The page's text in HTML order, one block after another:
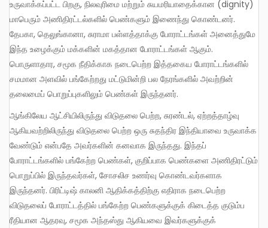
உருவாக்கப்பட்ட பிறகு, நிலவுரிமை மற்றும் சுயமரியாதைக்கான (dignity)
மாபெரும் அணிதிரட்டல்களில் பெண்களும் இணைந்து கொண்டனர்.
தேபகா, தெலுங்கானா, சுராமா பள்ளத்தாக்கு போராட்டங்கள் அனைத்துமே
இந்த உழைக்கும் மக்களின் மகத்தான போராட்டங்கள் ஆகும்.
பொருளாதார, சமூக நீதிக்காக நடைபெற்ற இத்தகைய போராட்டங்களில்
சமமான அளவில் பங்கேற்றது மட்டுமின்றி பல நேரங்களில் அவற்றின்
தலைமைப் பொறுப்புகளிலும் பெண்கள் இருந்தனர்.
ஆங்கிலேய ஆட்சியிலிருந்து விடுதலை பெற்ற, சுரண்டல், ஏற்றத்தாழ்வு
ஆகியவற்றிலிருந்து விடுதலை பெற்ற ஒரு சுதந்திர இந்தியாவை உருவாக்க
வேண்டும் என்பதே அவர்களின் கனவாக இருந்தது. இந்தப்
போராட்டங்களில் பங்கேற்ற பெண்கள், குறிப்பாக பெண்களை அணிதிரட்டும்
பொறுப்பில் இருந்தவர்கள், சோசலிச உணர்வு கொண்டவர்களாக
இருந்தனர். பிரிட்டிஷ் காலனி ஆதிக்கத்திற்கு எதிராக நடைபெற்ற
விடுதலைப் போராட்டத்தில் பங்கேற்ற பெண்களுக்குக் கிடைத்த குடும்ப
ரீதியான ஆதரவு, சமூக அந்தஸ்து ஆகியவை இவர்களுக்குக்